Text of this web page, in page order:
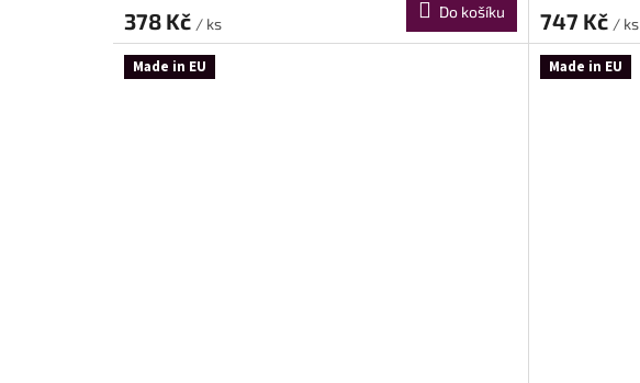
378 Kč / ks
Do košíku 747 Kč / ks
Made in EU Made in EU